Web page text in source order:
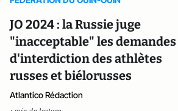
JO 2024 : la Russie juge
"inacceptable" les demandes
d'interdiction des athlètes
russes et biélorusses
Atlantico Rédaction